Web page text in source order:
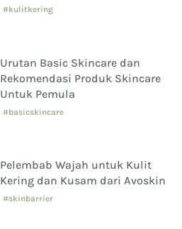
#kulitkering
Urutan Basic Skincare dan
Rekomendasi Produk Skincare
Untuk Pemula
#basicskincare
Pelembab Wajah untuk Kulit
Kering dan Kusam dari Avoskin
#skinbarrier